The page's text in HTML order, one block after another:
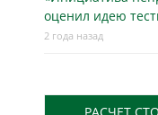
оценил идею
2 года назад